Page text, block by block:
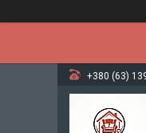
+380 (63)